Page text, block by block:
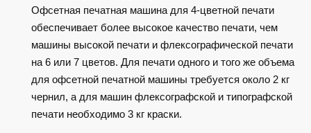
Офсетная печатная машина для 4-цветной печати
обеспечивает более высокое качество печати, чем
машины высокой печати и флексографической печати
на 6 или 7 цветов. Для печати одного и того же объема
для офсетной печатной машины требуется около 2 кг
чернил, а для машин флексографской и типографской
печати необходимо 3 кг краски.